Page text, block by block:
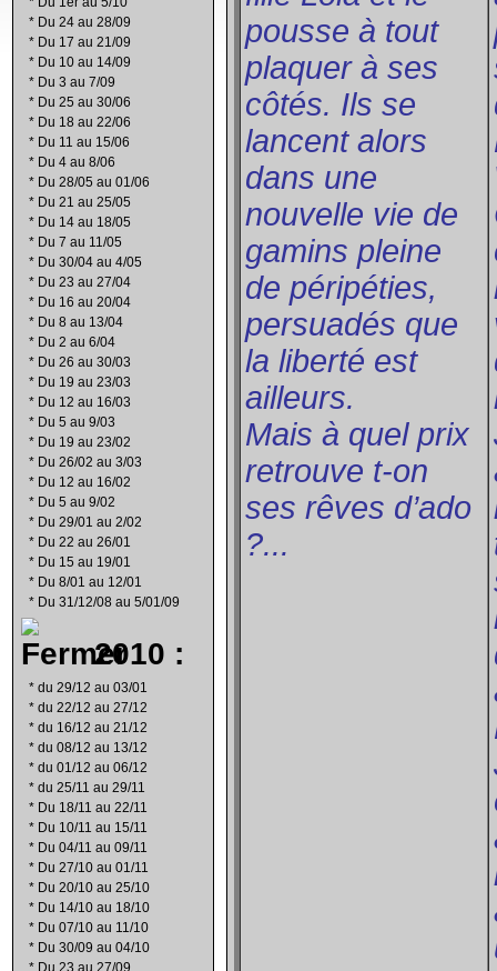
* Du 24 au 28/09
* Du 17 au 21/09
* Du 10 au 14/09
* Du 3 au 7/09
* Du 25 au 30/06
* Du 18 au 22/06
* Du 11 au 15/06
* Du 4 au 8/06
* Du 28/05 au 01/06
* Du 21 au 25/05
* Du 14 au 18/05
* Du 7 au 11/05
* Du 30/04 au 4/05
* Du 23 au 27/04
* Du 16 au 20/04
* Du 8 au 13/04
* Du 2 au 6/04
* Du 26 au 30/03
* Du 19 au 23/03
* Du 12 au 16/03
* Du 5 au 9/03
* Du 19 au 23/02
* Du 26/02 au 3/03
* Du 12 au 16/02
* Du 5 au 9/02
* Du 29/01 au 2/02
* Du 22 au 26/01
* Du 15 au 19/01
* Du 8/01 au 12/01
* Du 31/12/08 au 5/01/09
2010 :
* du 29/12 au 03/01
* du 22/12 au 27/12
* du 16/12 au 21/12
* du 08/12 au 13/12
* du 01/12 au 06/12
* du 25/11 au 29/11
* Du 18/11 au 22/11
* Du 10/11 au 15/11
* Du 04/11 au 09/11
* Du 27/10 au 01/11
* Du 20/10 au 25/10
* Du 14/10 au 18/10
* Du 07/10 au 11/10
* Du 30/09 au 04/10
* Du 23 au 27/09
pousse à tout
plaquer à ses
côtés. Ils se
lancent alors
dans une
nouvelle vie de
gamins pleine
de péripéties,
persuadés que
la liberté est
ailleurs.
Mais à quel prix
retrouve t-on
ses rêves d’ado
?...